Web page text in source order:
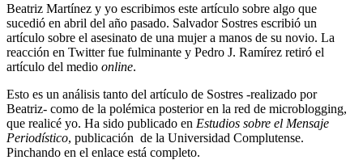
Beatriz Martínez y yo escribimos este artículo sobre algo que
sucedió en abril del año pasado. Salvador Sostres escribió un
artículo sobre el asesinato de una mujer a manos de su novio. La
reacción en Twitter fue fulminante y Pedro J. Ramírez retiró el
artículo del medio online.
Esto es un análisis tanto del artículo de Sostres -realizado por
Beatriz- como de la polémica posterior en la red de microblogging,
que realicé yo. Ha sido publicado en Estudios sobre el Mensaje
Periodístico, publicación de la Universidad Complutense.
Pinchando en el enlace está completo.